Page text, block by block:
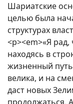
Шариатские
целью была
структурах
<p><em>«Я рад,
находясь в
жизненный
велика, и на
даст новых